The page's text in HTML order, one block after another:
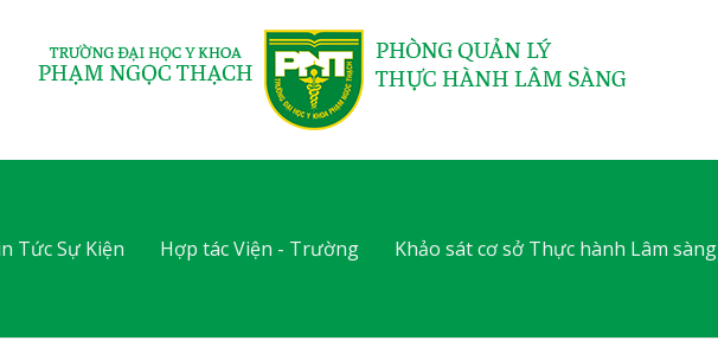
Tức Sự Kiện Hợp tác Viện - Trường Khảo sát cơ sở Thực hành Lâm sàng